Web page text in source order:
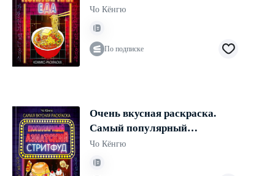
Чо Кёнгю
По подписке
Очень вкусная раскраска.
Самый популярный
азиатский стритфуд
Чо Кёнгю